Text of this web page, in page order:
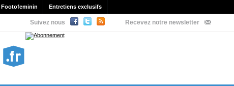
Footofeminin Entretiens exclusifs
Suivez nous Recevez notre newsletter